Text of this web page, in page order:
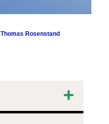
Thomas Rosenstand